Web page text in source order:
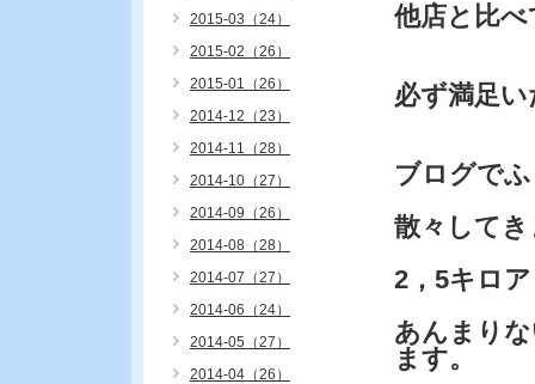
他店と比
必ず満足
ブログで
散々して
2，5キロ
あんまり
ます。
2015-03（24）
2015-02（26）
2015-01（26）
2014-12（23）
2014-11（28）
2014-10（27）
2014-09（26）
2014-08（28）
2014-07（27）
2014-06（24）
2014-05（27）
2014-04（26）